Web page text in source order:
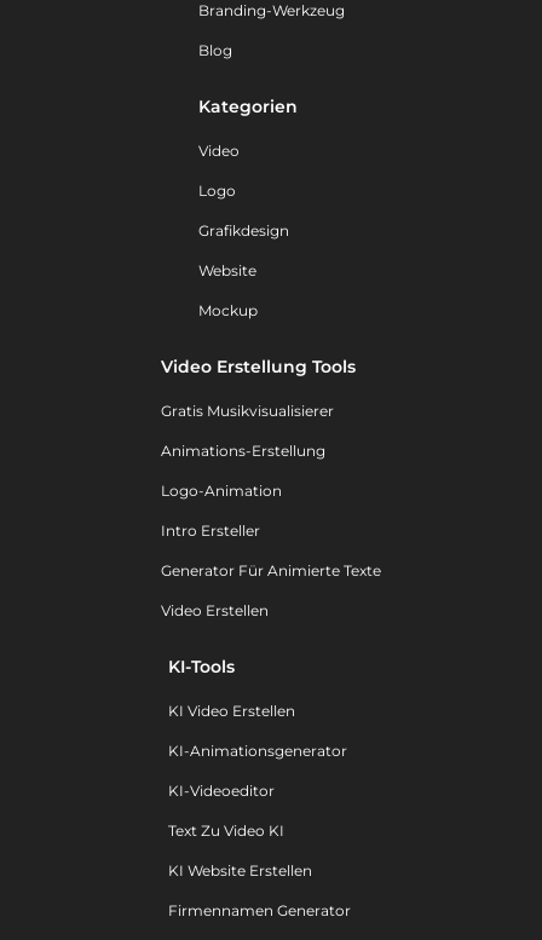
Branding-Werkzeug
Blog
Kategorien
Video
Logo
Grafikdesign
Website
Mockup
Video Erstellung Tools
Gratis Musikvisualisierer
Animations-Erstellung
Logo-Animation
Intro Ersteller
Generator Für Animierte Texte
Video Erstellen
KI-Tools
KI Video Erstellen
KI-Animationsgenerator
KI-Videoeditor
Text Zu Video KI
KI Website Erstellen
Firmennamen Generator